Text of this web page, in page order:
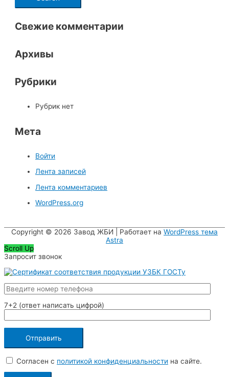
Свежие комментарии
Архивы
Рубрики
Рубрик нет
Мета
Войти
Лента записей
Лента комментариев
WordPress.org
Copyright © 2026 Завод ЖБИ | Работает на WordPress тема
Astra
Scroll Up
Запросит звонок
7+2 (ответ написать цифрой)
Согласен с политикой конфиденциальности на сайте.